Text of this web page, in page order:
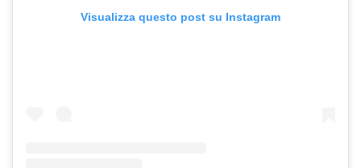
Visualizza questo post su Instagram